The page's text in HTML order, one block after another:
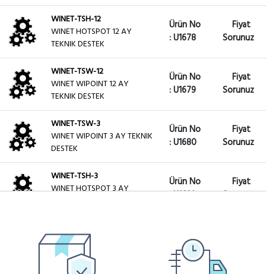
WINET-TSH-12
WINET HOTSPOT 12 AY
TEKNIK DESTEK
Ürün No
: U1678
Fiyat
Sorunuz
WINET-TSW-12
WINET WIPOINT 12 AY
TEKNIK DESTEK
Ürün No
: U1679
Fiyat
Sorunuz
WINET-TSW-3
WINET WIPOINT 3 AY TEKNIK
DESTEK
Ürün No
: U1680
Fiyat
Sorunuz
WINET-TSH-3
WINET HOTSPOT 3 AY
Ürün No
: U1681
Fiyat
Sorunuz
WINET FIREWALL-ROUTER 3
AY TEKNIK DESTEK
: U1682